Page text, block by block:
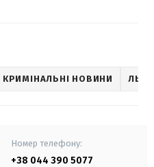
КРИМІНАЛЬНІ НОВИНИ
Номер телефону:
+38 044 390 5077